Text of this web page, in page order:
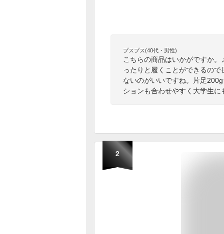
プスプス(40代・男性)
こちらの商品はいかがですか
ったりと履くことができるの
ないのがいいですね。片足
ションも合わせやすく大学生に
2